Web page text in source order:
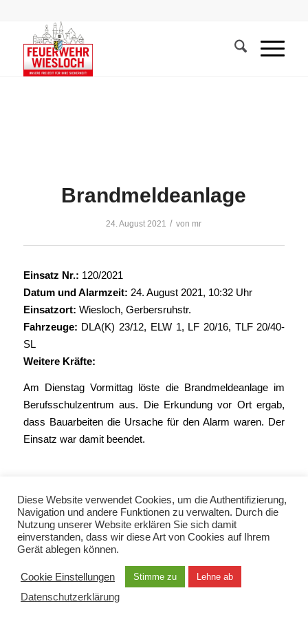
Brandmeldeanlage
24. August 2021 / von mr
Einsatz Nr.: 120/2021
Datum und Alarmzeit: 24. August 2021, 10:32 Uhr
Einsatzort: Wiesloch, Gerbersruhstr.
Fahrzeuge: DLA(K) 23/12, ELW 1, LF 20/16, TLF 20/40-
SL
Weitere Kräfte:
Am Dienstag Vormittag löste die Brandmeldeanlage im
Berufsschulzentrum aus. Die Erkundung vor Ort ergab,
dass Bauarbeiten die Ursache für den Alarm waren. Der
Einsatz war damit beendet.
© Copyright 2021 - Freiwillige Feuerwehr Wiesloch -Enfold Theme by Kriesi
Datenschutzerklärung Impressum
Diese Website verwendet Cookies, um die Authentifizierung,
Navigation und andere Funktionen zu verwalten. Durch die
Nutzung unserer Website erklären Sie sich damit
einverstanden, dass wir diese Art von Cookies auf Ihrem
Gerät ablegen können.
Cookie Einstellungen Stimme zu Lehne ab
Datenschutzerklärung